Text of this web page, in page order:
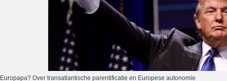
Europapa? Over transatlantische parentificatie en Europese autonomie